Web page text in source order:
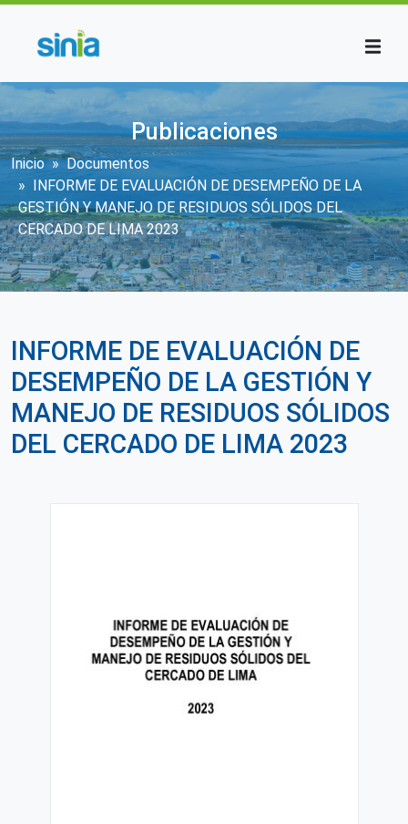
Publicaciones
Sobrescribir enlaces de ayuda a la
Inicio
Documentos
INFORME DE EVALUACIÓN DE DESEMPEÑO DE LA
GESTIÓN Y MANEJO DE RESIDUOS SÓLIDOS DEL
CERCADO DE LIMA 2023
INFORME DE EVALUACIÓN DE
DESEMPEÑO DE LA GESTIÓN Y
MANEJO DE RESIDUOS SÓLIDOS
DEL CERCADO DE LIMA 2023